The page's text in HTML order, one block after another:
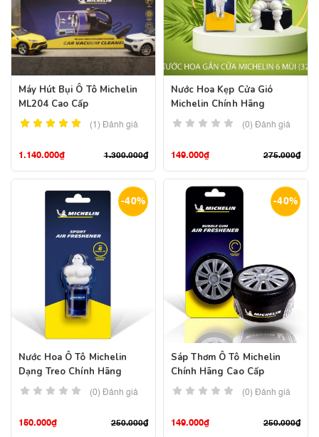
Máy Hút Bụi Ô Tô Michelin
ML204 Cao Cấp
(1)Đánh giá
1.300.000₫
1.140.000₫
Nước Hoa Kẹp Cửa Gió
Michelin Chính Hãng
(0) Đánh giá
275.000₫
149.000₫
-40%
Nước Hoa Ô Tô Michelin
Dạng Treo Chính Hãng
(0) Đánh giá
250.000₫
150.000₫
-40%
Sáp Thơm Ô Tô Michelin
Chính Hãng Cao Cấp
(0) Đánh giá
250.000₫
149.000₫